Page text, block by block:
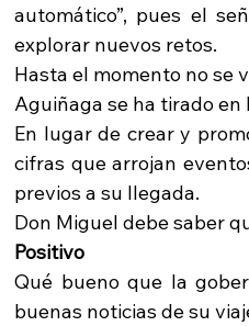
automático”, pues el
explorar nuevos retos.
Hasta el momento no se
Aguiñaga se ha tirado en
En lugar de crear y
cifras que arrojan
previos a su llegada.
Don Miguel debe saber
Positivo
Qué bueno que la
buenas noticias de su